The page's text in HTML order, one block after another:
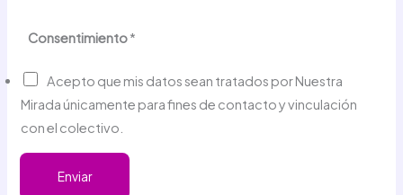
Consentimiento*
Acepto que mis datos sean tratados por Nuestra
Mirada únicamente para fines de contacto y vinculación
con el colectivo.
Enviar